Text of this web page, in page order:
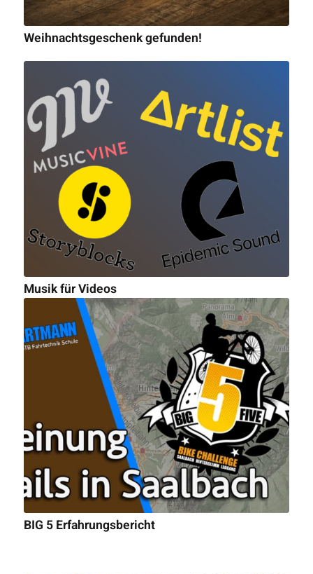
Weihnachtsgeschenk gefunden!
Musik für Videos
BIG 5 Erfahrungsbericht